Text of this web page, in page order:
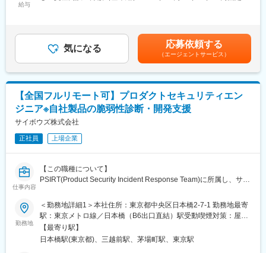
体・民間企業のお客様に対し、ITインフラの構築・運用・保守や
クラウドサービス提供、セキュリティ対策など幅広いICTサービス
を提供しています。単なるインフラ構築だけでなく、お客様のビ
ジネス課題やニーズを理解し最適なソリューションを提案し、実
現することをめざし、地域密着型でお客様をサポートしていま
す。
■入社後の流れ：
先輩社員と一緒にネットワーク提案や設計、構築を行います。ス
ムーズに稼働できる様に全力でサポートいたします。将来的には
変更の範囲：会社の定める業務
■業務内容：下記いずれかの提供する業務を中心に従事いただきま
ォーメーション、事業戦略、サイバーセキュリティ戦略の企画・
立案など）
・管理系サイバーセキュリティ（サイバーセキュリティに関連す
ョン脆弱性評価など）
・制御システム系サイバーセキュリティ（制御システムのサイバ
ーセキュリティ管理態勢の整備支援や関連規程・セキュリティガ
・IoT/コネクテッド・Auto領域系サイバーセキュリティ（IoTにお
けるセキュリティ戦略策定、モニタリング態勢構築コンサルティ
・Red Team Operation系サイバーセキュリティ（脅威インテリジ
ェンスに基づくクライアント環境への攻撃シナリオの作成など）
のマネジメントシステム構築など）
・業界は問わず、特定のセキュリティサービスにおけるテクニカ
ルポジション（リスク評価、プライバシー保護、セキュリティ監
視等）
給与
給与補足＞※詳細は前職考慮の上決定します。■賞与：年3回■昇
格：年1回（9月）※能力査定の上決定※残業代の有無は役職により
異なります。賃金はあくまでも目安の金額であり、選考を通じて
上下する可能性があります。月給(月額)は固定手当を含めた表記で
す。
気になる 応募依頼する
（エージェントサービス）
【全国フルリモート可】プロダクトセキュリティエン
ジニア※自社製品の脆弱性診断・開発支援
サイボウズ株式会社
正社員 上場企業
仕事内容
【この職種について】
PSIRT(Product Security Incident Response Team)に所属し、サイ
す。
製品の脆弱性検証はもちろん、設計に対する支援や利用している
OSSの管理、製品起因のインシデントハンドリングなど、セキュ
リティ品質を高めるべくあらゆる課題に日々取り組んでいます。
勤務地
＜勤務地詳細1＞本社住所：東京都中央区日本橋2-7-1 勤務地最寄
駅：東京メトロ線／日本橋（B6出口直結）駅受動喫煙対策：屋内
全面禁煙＜勤務地詳細2＞※日本国内を前提に全国の各オフィスや
在宅など選択可住所：東京都中央区日本橋2-7-1東京日本橋タワー
【最寄り駅】
日本橋駅(東京都)、三越前駅、茅場町駅、東京駅